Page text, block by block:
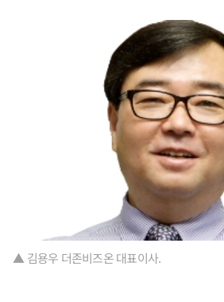
▲ 김용우 더존비즈온 대표이사.